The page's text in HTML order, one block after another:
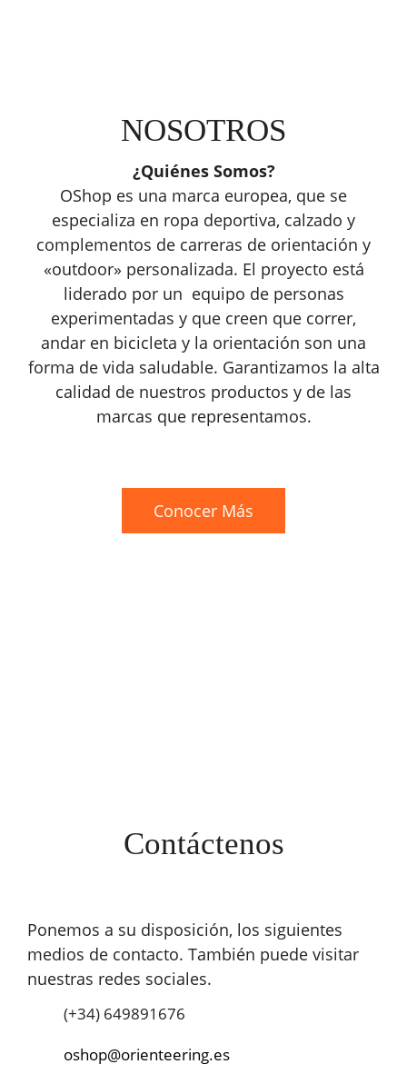
NOSOTROS
¿Quiénes Somos?
OShop es una marca europea, que se
especializa en ropa deportiva, calzado y
complementos de carreras de orientación y
«outdoor» personalizada. El proyecto está
liderado por un equipo de personas
experimentadas y que creen que correr,
andar en bicicleta y la orientación son una
forma de vida saludable. Garantizamos la alta
calidad de nuestros productos y de las
marcas que representamos.
Conocer Más
Contáctenos
Ponemos a su disposición, los siguientes
medios de contacto. También puede visitar
nuestras redes sociales.
(+34) 649891676
oshop@orienteering.es